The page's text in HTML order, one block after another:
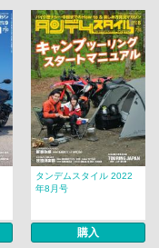
タンデムスタイル 2022
年8月号
購入